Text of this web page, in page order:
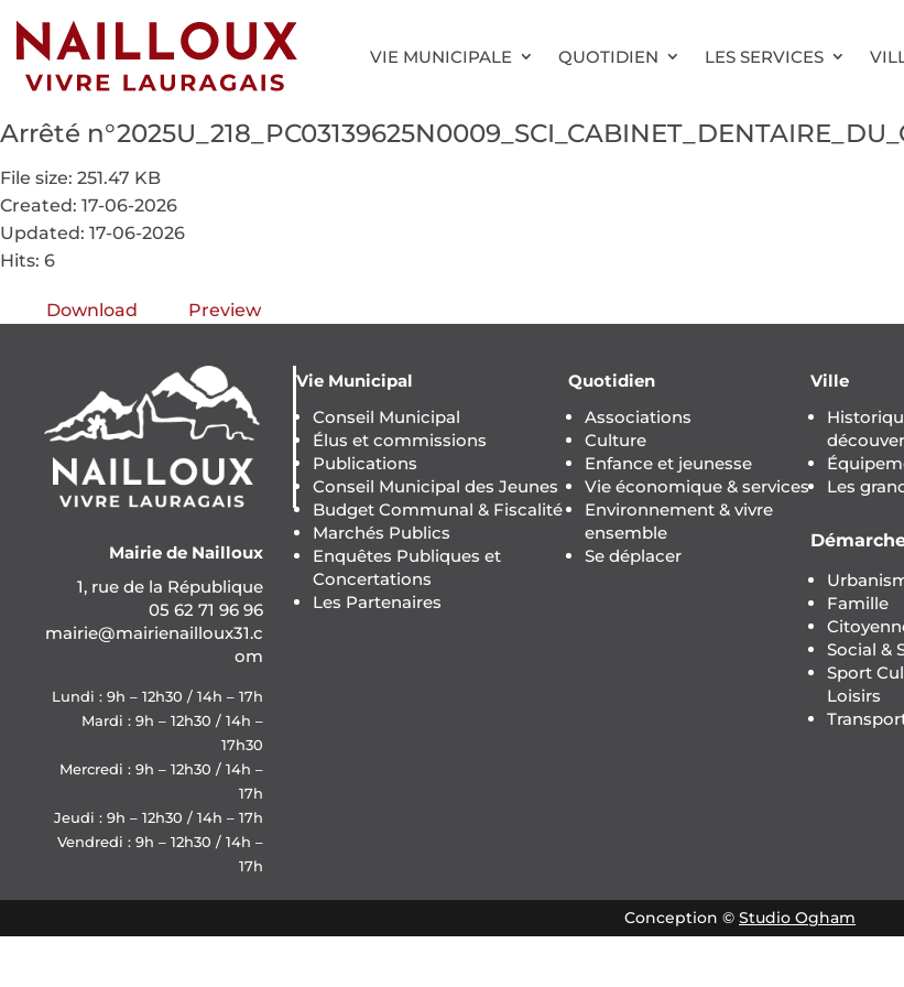
VIE MUNICIPALE QUOTIDIEN LES SERVICES
Arrêté
File size: 251.47 KB
Created: 17-06-2026
Updated: 17-06-2026
Hits: 6
Download Preview
Mairie de Nailloux
1, rue de la République
05 62 71 96 96
mairie@mairienailloux31.c
om
Lundi : 9h – 12h30 / 14h – 17h
Mardi : 9h – 12h30 / 14h –
17h30
Mercredi : 9h – 12h30 / 14h –
17h
Jeudi : 9h – 12h30 / 14h – 17h
Vendredi : 9h – 12h30 / 14h –
17h
Vie Municipal
Conseil Municipal
Élus et commissions
Publications
Conseil Municipal des Jeunes
Budget Communal & Fiscalité
Marchés Publics
Enquêtes Publiques et
Concertations
Les Partenaires
Quotidien
Associations
Culture
Enfance et jeunesse
Vie économique & services
Environnement & vivre
ensemble
Se déplacer
Ville
Les
Famille
Social &
Sport
Loisirs
Conception © Studio Ogham